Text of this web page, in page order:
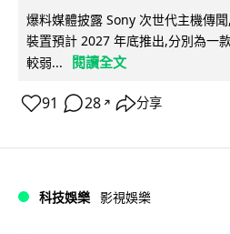
爆料媒體披露 Sony 次世代主機傳
裝置預計 2027 年底推出,分別為一
較弱...
閱讀全文
91 28 ↗ 分享
科技娛樂 影視娛樂